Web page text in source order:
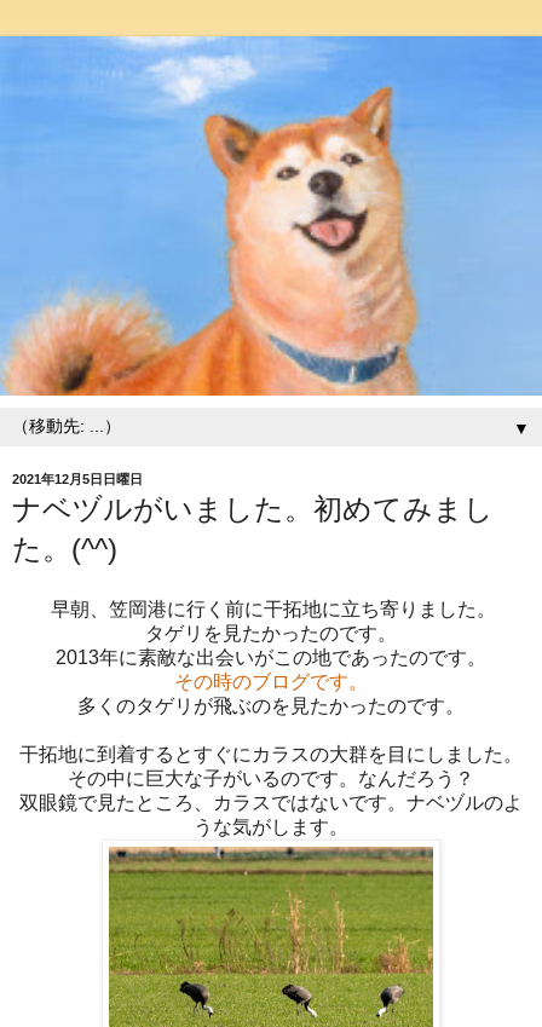
▼
2021年12月5日日曜日
ナベヅルがいました。初めてみまし
た。(^^)
早朝、笠岡港に行く前に干拓地に立ち寄りました。
タゲリを見たかったのです。
2013年に素敵な出会いがこの地であったのです。
その時のブログです。
多くのタゲリが飛ぶのを見たかったのです。
干拓地に到着するとすぐにカラスの大群を目にしました。
その中に巨大な子がいるのです。なんだろう？
双眼鏡で見たところ、カラスではないです。ナベヅルのよ
うな気がします。